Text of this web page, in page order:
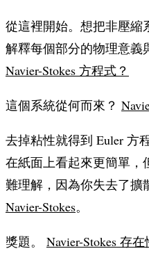
從這裡開始。想把非壓縮
解釋每個部分的物理意義
Navier-Stokes 方程式？
這個系統從何而來？
去掉粘性就得到 Euler 方
在紙面上看起來更簡單，
難理解，因為你失去了擴
Navier-Stokes。
獎題。 Navier-Stokes 存